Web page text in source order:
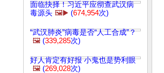
面临抉择！习近平应彻查武汉病
毒源头 🖼️▶️ (674,954次)
“武汉肺炎”病毒是否“人工合成”？
🖼️ (339,285次)
好人肯定有好报 小鬼也是势利眼
🖼️ (269,028次)